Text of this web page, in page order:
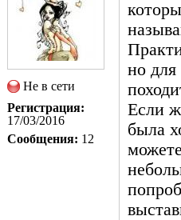
Не в сети
Регистрация:
17/03/2016
Сообщения: 12
но для
Если
была